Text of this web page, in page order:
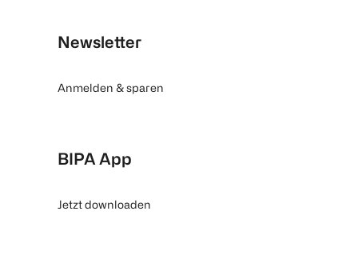
Newsletter
Anmelden & sparen
BIPA App
Jetzt downloaden